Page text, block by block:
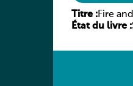
Titre :Fire
État du livre :